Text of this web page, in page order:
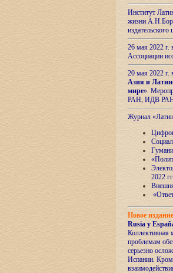
Институт
жизни
26 мая 2022
Ассоциации
20 мая 2022
Азия и
мире».
РАН, ИДВ
Журнал
2022
Новое
Rusia y
Коллективная
проблемам
серьезно
Испании.